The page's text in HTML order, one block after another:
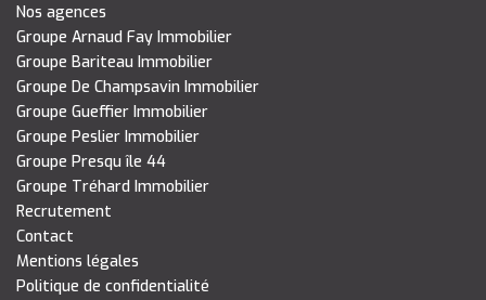
Nos agences
Groupe Arnaud Fay Immobilier
Groupe Bariteau Immobilier
Groupe De Champsavin Immobilier
Groupe Gueffier Immobilier
Groupe Peslier Immobilier
Groupe Presqu île 44
Groupe Tréhard Immobilier
Recrutement
Contact
Mentions légales
Politique de confidentialité